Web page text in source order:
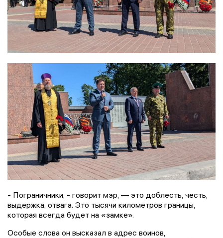
- Пограничники, - говорит мэр, — это доблесть, честь,
выдержка, отвага. Это тысячи километров границы,
которая всегда будет на «замке».
Особые слова он высказал в адрес воинов,